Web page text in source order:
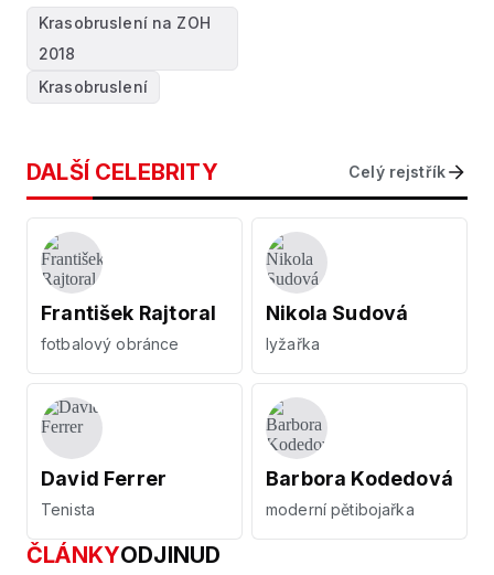
Krasobruslení na ZOH
2018
Krasobruslení
DALŠÍ CELEBRITY Celý rejstřík
František Rajtoral
fotbalový obránce
Nikola Sudová
lyžařka
David Ferrer
Tenista
Barbora Kodedová
moderní pětibojařka
ČLÁNKYODJINUD